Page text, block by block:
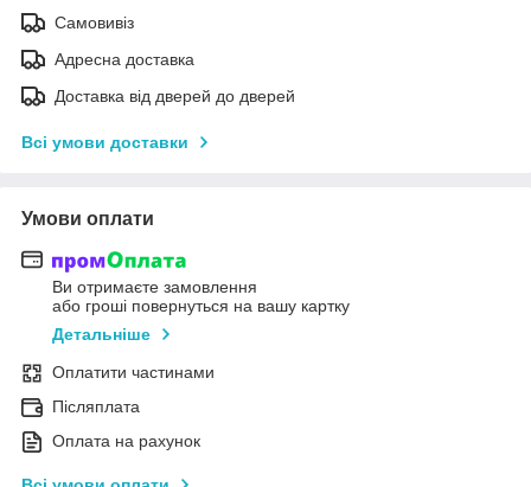
Самовивіз
Адресна доставка
Доставка від дверей до дверей
Всі умови доставки
Умови оплати
Ви отримаєте замовлення
або гроші повернуться на вашу картку
Детальніше
Оплатити частинами
Післяплата
Оплата на рахунок